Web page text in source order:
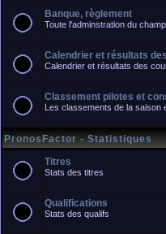
Banque, règlement
Toute l'adminstration du
Calendrier et résultats
Calendrier et résultats des
Classement pilotes et
Les classements de la saison
PronosFactor - Statistiques
Titres
Stats des titres
Qualifications
Stats des qualifs